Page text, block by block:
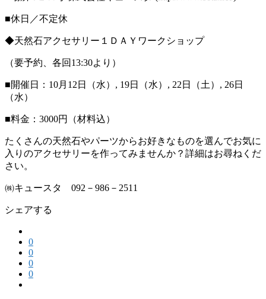
■休日／不定休
◆天然石アクセサリー１ＤＡＹワークショップ
（要予約、各回13:30より）
■開催日：10月12日（水）, 19日（水）, 22日（土）, 26日
（水）
■料金：3000円（材料込）
たくさんの天然石やパーツからお好きなものを選んでお気に
入りのアクセサリーを作ってみませんか？詳細はお尋ねくだ
さい。
㈱キュースタ 092－986－2511
シェアする
0
0
0
0